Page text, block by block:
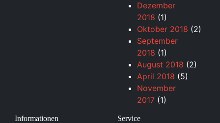
Dezember
2018 (1)
Oktober 2018 (2)
September
2018 (1)
August 2018 (2)
April 2018 (5)
November
2017 (1)
Informationen Service